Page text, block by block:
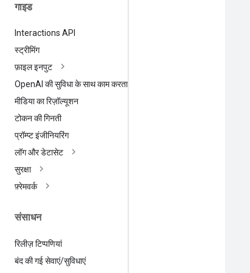
गाइड
Interactions API
स्ट्रीमिंग
फ़ाइल इनपुट
OpenAI की सुविधा के साथ काम करता है
मीडिया का रिज़ॉल्यूशन
टोकन की गिनती
प्रॉम्प्ट इंजीनियरिंग
लॉग और डेटासेट
सुरक्षा
फ़्रेमवर्क
संसाधन
रिलीज़ टिप्पणियां
बंद की गई सेवाएं/सुविधाएं